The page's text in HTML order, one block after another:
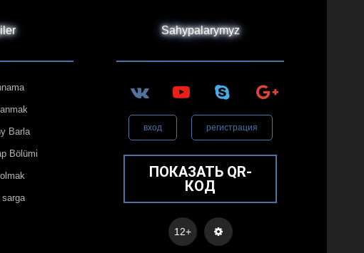
Barla
Bölümi
Sahypalarymyz
вход регистрация
ПОКАЗАТЬ QR-
КОД
12+